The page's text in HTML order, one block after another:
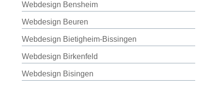
Webdesign Bensheim
Webdesign Beuren
Webdesign Bietigheim-Bissingen
Webdesign Birkenfeld
Webdesign Bisingen